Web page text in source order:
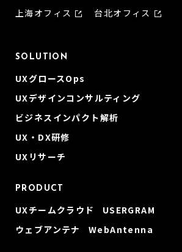
上海オフィス 台北オフィス
SOLUTION
UXグロースOps
UXデザインコンサルティング
ビジネスインパクト解析
UX・DX研修
UXリサーチ
PRODUCT
UXチームクラウド USERGRAM
ウェブアンテナ WebAntenna